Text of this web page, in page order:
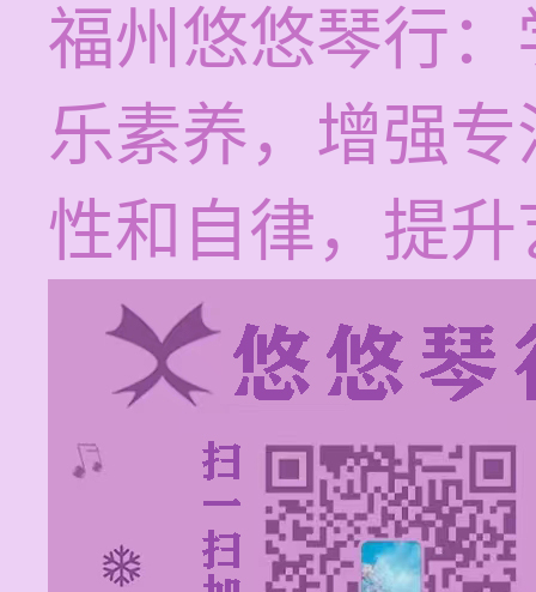
福州悠悠琴行
乐素养，增强
性和自律，提